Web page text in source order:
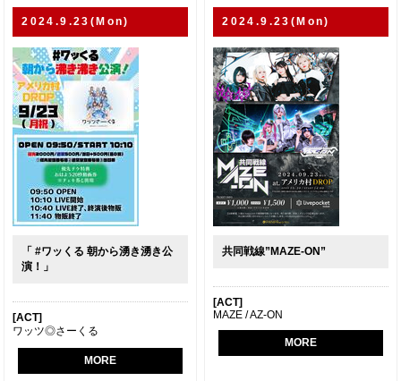
2024.9.23(Mon)
「 #ワッくる 朝から湧き湧き公
演！」
[ACT]
ワッツ◎さーくる
MORE
2024.9.23(Mon)
共同戦線”MAZE-ON”
[ACT]
MAZE / AZ-ON
MORE